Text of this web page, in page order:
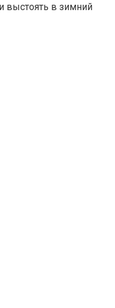
выстоять в зимний